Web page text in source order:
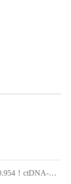
AUC高达0.954！ctDNA-MRD联合NOTCH1突变精准预测食管鳞癌新辅助化免疗效